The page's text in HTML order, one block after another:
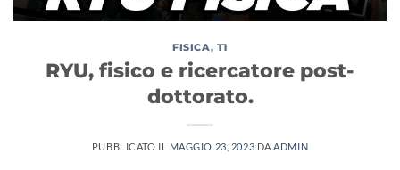
FISICA, T1
RYU, fisico e ricercatore post-
dottorato.
PUBBLICATO IL MAGGIO 23, 2023 DAADMIN